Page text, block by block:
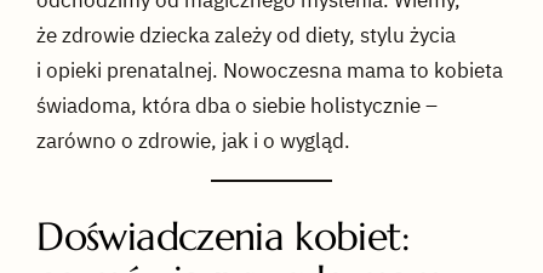
że zdrowie dziecka zależy od diety, stylu życia
i opieki prenatalnej. Nowoczesna mama to kobieta
świadoma, która dba o siebie holistycznie –
zarówno o zdrowie, jak i o wygląd.
Doświadczenia kobiet: